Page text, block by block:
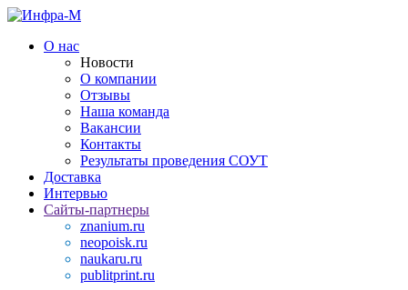
О нас
Новости
О компании
Отзывы
Наша команда
Вакансии
Контакты
Результаты проведения СОУТ
Доставка
Интервью
Сайты-партнеры
znanium.ru
neopoisk.ru
naukaru.ru
publitprint.ru